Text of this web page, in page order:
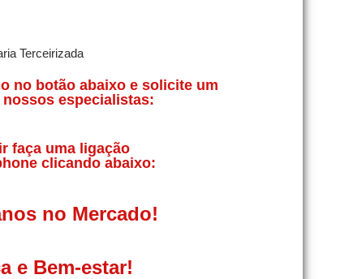
no botão abaixo e solicite um
especialistas:
faça uma ligação
clicando abaixo:
no Mercado!
e Bem-estar!